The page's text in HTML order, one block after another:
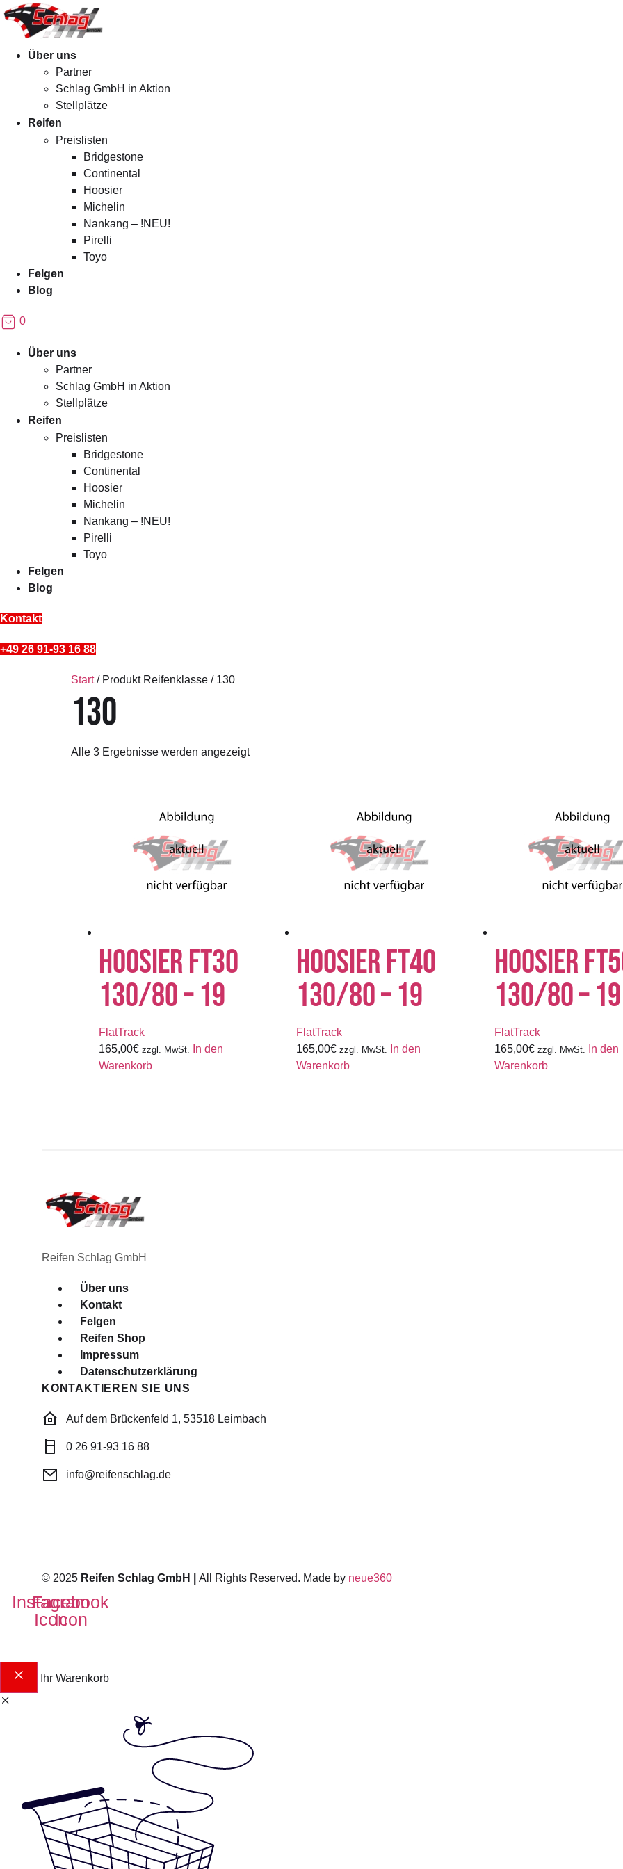
Menü Über uns
Partner
Schlag GmbH in Aktion
Stellplätze
Reifen
Preislisten
Bridgestone
Continental
Hoosier
Michelin
Nankang – !NEU!
Pirelli
Toyo
Felgen
Blog
0
Menü Über uns
Partner
Schlag GmbH in Aktion
Stellplätze
Reifen
Preislisten
Bridgestone
Continental
Hoosier
Michelin
Nankang – !NEU!
Pirelli
Toyo
Felgen
Blog
Kontakt
+49 26 91-93 16 88
Start/ Produkt Reifenklasse / 130
130
Alle 3 Ergebnisse werden angezeigt
HOOSIER FT30
130/80 – 19
FlatTrack
165,00€ zzgl. MwSt.
In den
Warenkorb
HOOSIER FT40
130/80 – 19
FlatTrack
165,00€ zzgl. MwSt.
In den
Warenkorb
HOOSIER
130/80 – 19
FlatTrack
165,00€ zzgl. MwSt.
In den
Warenkorb
Reifen Schlag GmbH
Menü
Über uns
Kontakt
Felgen
Reifen Shop
Impressum
Datenschutzerklärung
KONTAKTIEREN SIE UNS
Auf dem Brückenfeld 1, 53518 Leimbach
0 26 91-93 16 88
info@reifenschlag.de
© 2025 Reifen Schlag GmbH | All Rights Reserved. Made by neue360
Instagram
Icon
Facebook
Icon
Ihr Warenkorb